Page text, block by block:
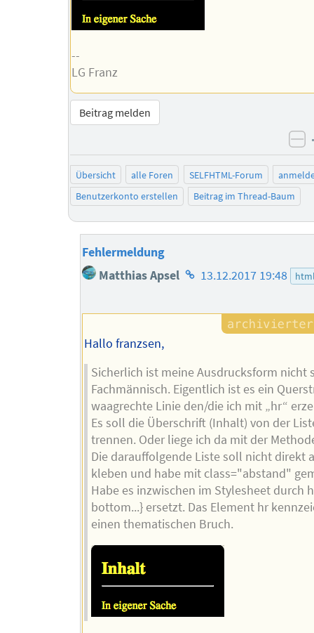
--
LG Franz
Beitrag melden
Übersicht alle Foren SELFHTML-Forum
Benutzerkonto erstellen
Beitrag im Thread-Baum
Fehlermeldung
Matthias Apsel Homepage
Autors
13.12.2017 19:48
Hallo franzsen,
Sicherlich ist meine Ausdrucksform nicht
Fachmännisch. Eigentlich ist es ein
waagrechte Linie den/die ich mit „hr“
Es soll die Überschrift (Inhalt) von der
trennen. Oder liege ich da mit der
Die darauffolgende Liste soll nicht direkt
kleben und habe mit class="abstand"
Habe es inzwischen im Stylesheet durch
bottom...} ersetzt. Das Element hr
einen thematischen Bruch.